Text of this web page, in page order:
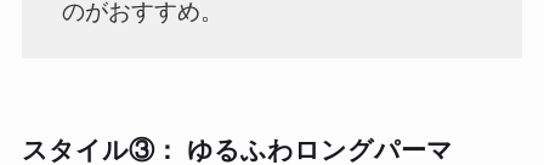
のがおすすめ。
スタイル③： ゆるふわロングパーマ